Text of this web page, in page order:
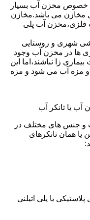
خصوص مخزن آب بسیار
مخازن می باشد.مخازن
فلزی،مخزن آب پلی
شهری و روستایی
ها در مخزن آب وجود
زا نباشند،اما این
و مزه آب می شود و مزه
یا تانکر آب
و جنس های مختلف در
یا همان تانکرهای
یا پلی اتیلنی